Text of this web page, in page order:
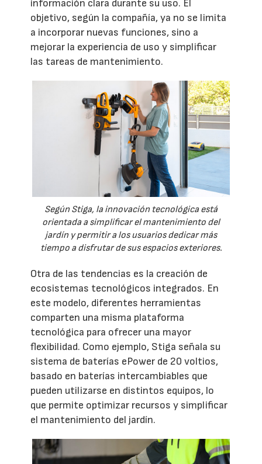
información clara durante su uso. El
objetivo, según la compañía, ya no se limita
a incorporar nuevas funciones, sino a
mejorar la experiencia de uso y simplificar
las tareas de mantenimiento.
Según Stiga, la innovación tecnológica está
orientada a simplificar el mantenimiento del
jardín y permitir a los usuarios dedicar más
tiempo a disfrutar de sus espacios exteriores.
Otra de las tendencias es la creación de
ecosistemas tecnológicos integrados. En
este modelo, diferentes herramientas
comparten una misma plataforma
tecnológica para ofrecer una mayor
flexibilidad. Como ejemplo, Stiga señala su
sistema de baterías ePower de 20 voltios,
basado en baterías intercambiables que
pueden utilizarse en distintos equipos, lo
que permite optimizar recursos y simplificar
el mantenimiento del jardín.